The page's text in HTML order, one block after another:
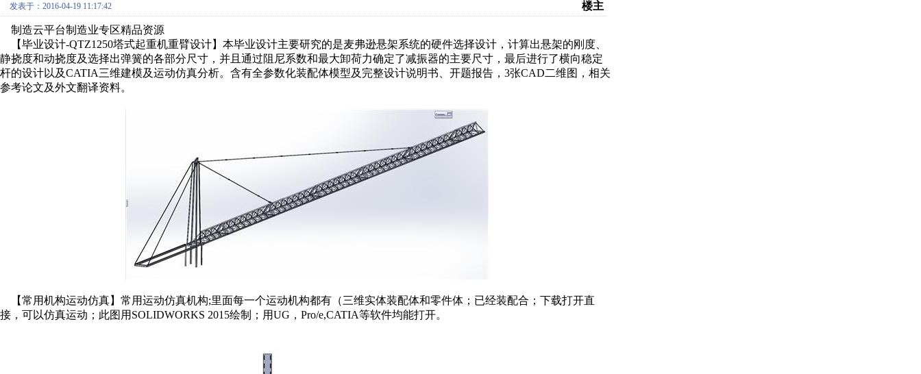
发表于：2016-04-19 11:17:42 楼主
制造云平台制造业专区精品资源
【毕业设计-QTZ1250塔式起重机重臂设计】本毕业设计主要研究的是麦弗逊悬架系统的硬件选择设计，计算出悬架的刚度、
静挠度和动挠度及选择出弹簧的各部分尺寸，并且通过阻尼系数和最大卸荷力确定了减振器的主要尺寸，最后进行了横向稳定
杆的设计以及CATIA三维建模及运动仿真分析。含有全参数化装配体模型及完整设计说明书、开题报告，3张CAD二维图，相关
参考论文及外文翻译资料。
【常用机构运动仿真】常用运动仿真机构;里面每一个运动机构都有（三维实体装配体和零件体；已经装配合；下载打开直
接，可以仿真运动；此图用SOLIDWORKS 2015绘制；用UG，Pro/e,CATIA等软件均能打开。